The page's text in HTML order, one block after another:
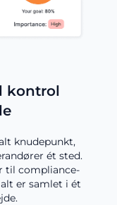
kontrol
knudepunkt,
ét sted.
til compliance-
er samlet i ét